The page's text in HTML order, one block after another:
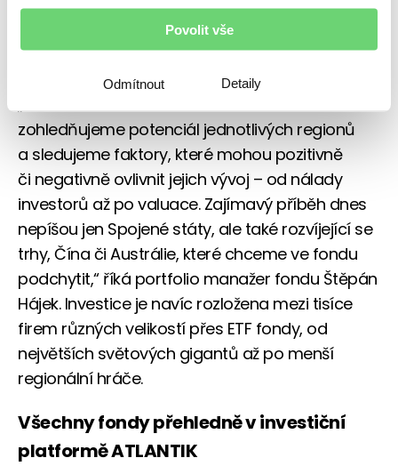
Detaily
Povolit vše
Odmítnout
své konstrukci je ideálním a stabilním
stavebním kamenem dlouhodobého
zohledňujeme potenciál jednotlivých regionů
a sledujeme faktory, které mohou pozitivně
či negativně ovlivnit jejich vývoj – od nálady
investorů až po valuace. Zajímavý příběh dnes
nepíšou jen Spojené státy, ale také rozvíjející se
trhy, Čína či Austrálie, které chceme ve fondu
podchytit,“ říká portfolio manažer fondu Štěpán
Hájek. Investice je navíc rozložena mezi tisíce
firem různých velikostí přes ETF fondy, od
největších světových gigantů až po menší
regionální hráče.
Všechny fondy přehledně v investiční
platformě ATLANTIK